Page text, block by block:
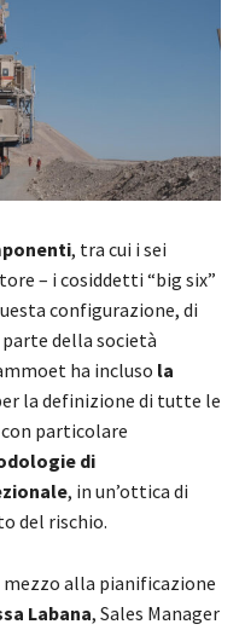
, tra cui i sei
– i cosiddetti “big six”
configurazione, di
della società
ha incluso la
la definizione di tutte le
particolare
di
, in un’ottica di
del rischio.
alla pianificazione
Labana, Sales Manager